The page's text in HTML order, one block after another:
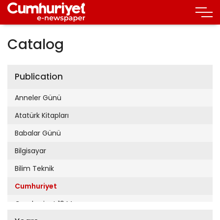
Catalog
Publication
Anneler Günü
Atatürk Kitapları
Babalar Günü
Bilgisayar
Bilim Teknik
Cumhuriyet
Cumhuriyet 19 Mayıs